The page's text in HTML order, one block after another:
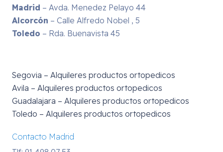
Madrid – Avda. Menedez Pelayo 44
Alcorcón – Calle Alfredo Nobel , 5
Toledo – Rda. Buenavista 45
Segovia – Alquileres productos ortopedicos
Avila – Alquileres productos ortopedicos
Guadalajara – Alquileres productos ortopedicos
Toledo – Alquileres productos ortopedicos
Contacto Madrid